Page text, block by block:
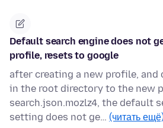
Default search engine does not
profile, resets to google
after creating a new profile, and
in the root directory to the new
search.json.mozlz4, the default
setting does not ge… (читать